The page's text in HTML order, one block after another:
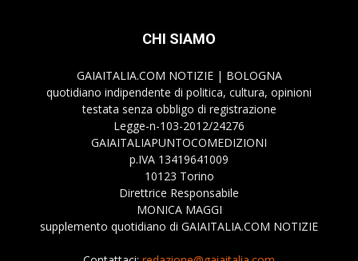
CHI SIAMO
GAIAITALIA.COM NOTIZIE | BOLOGNA
quotidiano indipendente di politica, cultura, opinioni
testata senza obbligo di registrazione
Legge-n-103-2012/24276
GAIAITALIAPUNTOCOMEDIZIONI
p.IVA 13419641009
10123 Torino
Direttrice Responsabile
MONICA MAGGI
supplemento quotidiano di GAIAITALIA.COM NOTIZIE